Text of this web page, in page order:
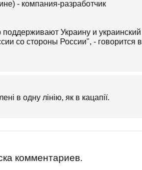
- компания-разработчик
Украину и украинский
со стороны России", - говорится в
в одну лінію, як в кацапії.
комментариев.